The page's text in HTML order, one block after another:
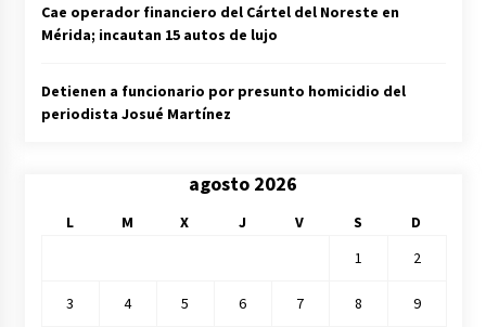
Cae operador financiero del Cártel del Noreste en
Mérida; incautan 15 autos de lujo
Detienen a funcionario por presunto homicidio del
periodista Josué Martínez
agosto 2026
L M X J V S
D
1
2
3 4 5 6 7 8 9